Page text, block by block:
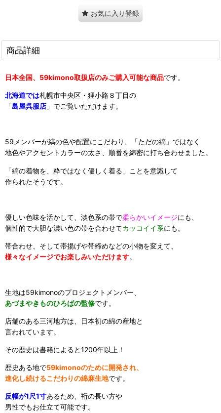
お気に入り登録
商品詳細
日本全国、59kimono取扱店のみご購入可能な商品です。
北海道では札幌市中央区・狸小路８丁目の
「島屋呉服店 」でご覧いただけます。
59メンバーが縞の色や配置にこだわり、「ただの縞」ではなく
地色やアクセントカラーの太さ、順番を綿密に打ち合わせました。
「縞の着物を、粋ではなく優しく着る」ことを意識して
作られたそうです。
優しい色味を活かして、淡色系の帯で柔らかいイメージにも、
個性的で大胆な濃い色の帯を合わせてカッコイイ系にも。
帯合わせ、そして帯揚げや帯締めなどの小物を変えて、
様々なイメージでお楽しみいただけます。
生地は59kimonoのプロジェクトメンバー、
あづまやきものひろばの監修です。
店舗のある三河地方は、日本初の綿の産地と
言われています。
その歴史は書籍によると1200年以上！
歴史ある地で59kimonoのために開発され、
進化し続けるこだわりの綿麻生地です。
反幅が1尺1寸あるため、裄の長い方や
男性でもお仕立て可能です。